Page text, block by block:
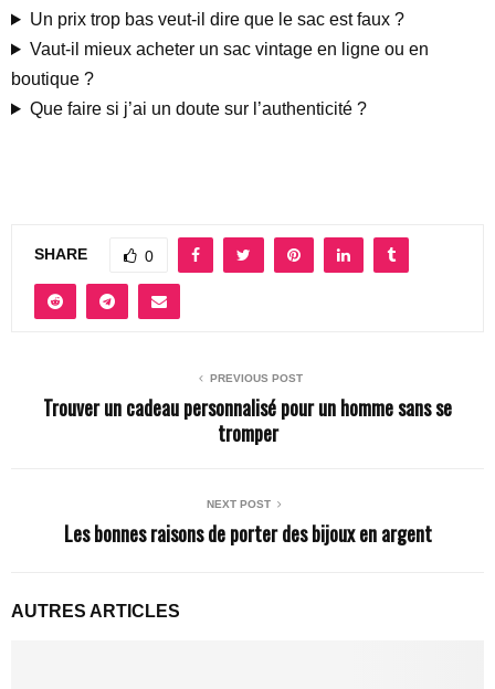
Un prix trop bas veut-il dire que le sac est faux ?
Vaut-il mieux acheter un sac vintage en ligne ou en
boutique ?
Que faire si j’ai un doute sur l’authenticité ?
SHARE 0
PREVIOUS POST
Trouver un cadeau personnalisé pour un homme sans se
tromper
NEXT POST
Les bonnes raisons de porter des bijoux en argent
AUTRES ARTICLES